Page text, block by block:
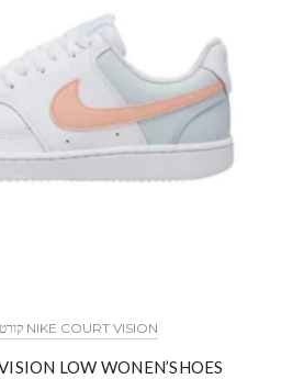
NIKE COURT VISION קורט ויז'ן נייק
LOW WONEN’SHOES